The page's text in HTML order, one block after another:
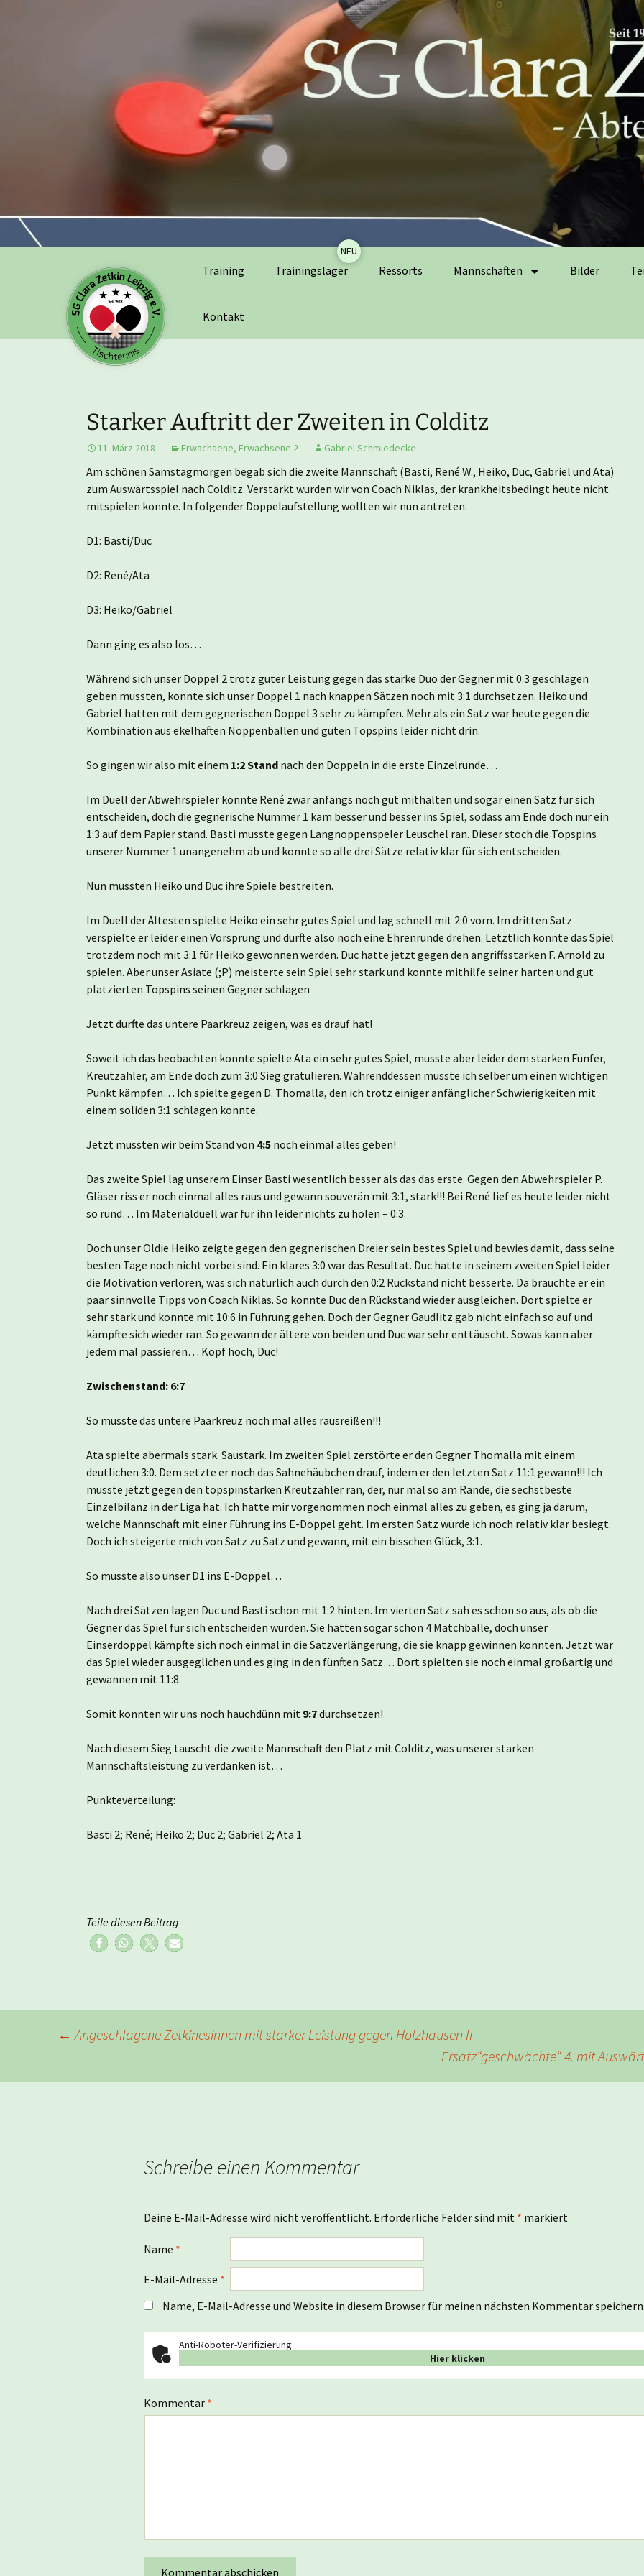
Inhalt
Training Trainingslager Ressorts Mannschaften Bilder
Kontakt
Starker Auftritt der Zweiten in Colditz
11. März 2018 Erwachsene, Erwachsene 2 Gabriel Schmiedecke
Am schönen Samstagmorgen begab sich die zweite Mannschaft (Basti, René W., Heiko, Duc, Gabriel und Ata)
zum Auswärtsspiel nach Colditz. Verstärkt wurden wir von Coach Niklas, der krankheitsbedingt heute nicht
mitspielen konnte. In folgender Doppelaufstellung wollten wir nun antreten:
D1: Basti/Duc
D2: René/Ata
D3: Heiko/Gabriel
Dann ging es also los…
Während sich unser Doppel 2 trotz guter Leistung gegen das starke Duo der Gegner mit 0:3 geschlagen
geben mussten, konnte sich unser Doppel 1 nach knappen Sätzen noch mit 3:1 durchsetzen. Heiko und
Gabriel hatten mit dem gegnerischen Doppel 3 sehr zu kämpfen. Mehr als ein Satz war heute gegen die
Kombination aus ekelhaften Noppenbällen und guten Topspins leider nicht drin.
So gingen wir also mit einem 1:2 Stand nach den Doppeln in die erste Einzelrunde…
Im Duell der Abwehrspieler konnte René zwar anfangs noch gut mithalten und sogar einen Satz für sich
entscheiden, doch die gegnerische Nummer 1 kam besser und besser ins Spiel, sodass am Ende doch nur ein
1:3 auf dem Papier stand. Basti musste gegen Langnoppenspeler Leuschel ran. Dieser stoch die Topspins
unserer Nummer 1 unangenehm ab und konnte so alle drei Sätze relativ klar für sich entscheiden.
Nun mussten Heiko und Duc ihre Spiele bestreiten.
Im Duell der Ältesten spielte Heiko ein sehr gutes Spiel und lag schnell mit 2:0 vorn. Im dritten Satz
verspielte er leider einen Vorsprung und durfte also noch eine Ehrenrunde drehen. Letztlich konnte das Spiel
trotzdem noch mit 3:1 für Heiko gewonnen werden. Duc hatte jetzt gegen den angriffsstarken F. Arnold zu
spielen. Aber unser Asiate (;P) meisterte sein Spiel sehr stark und konnte mithilfe seiner harten und gut
platzierten Topspins seinen Gegner schlagen
Jetzt durfte das untere Paarkreuz zeigen, was es drauf hat!
Soweit ich das beobachten konnte spielte Ata ein sehr gutes Spiel, musste aber leider dem starken Fünfer,
Kreutzahler, am Ende doch zum 3:0 Sieg gratulieren. Währenddessen musste ich selber um einen wichtigen
Punkt kämpfen… Ich spielte gegen D. Thomalla, den ich trotz einiger anfänglicher Schwierigkeiten mit
einem soliden 3:1 schlagen konnte.
Jetzt mussten wir beim Stand von 4:5 noch einmal alles geben!
Das zweite Spiel lag unserem Einser Basti wesentlich besser als das das erste. Gegen den Abwehrspieler P.
Gläser riss er noch einmal alles raus und gewann souverän mit 3:1, stark!!! Bei René lief es heute leider nicht
so rund… Im Materialduell war für ihn leider nichts zu holen – 0:3.
Doch unser Oldie Heiko zeigte gegen den gegnerischen Dreier sein bestes Spiel und bewies damit, dass seine
besten Tage noch nicht vorbei sind. Ein klares 3:0 war das Resultat. Duc hatte in seinem zweiten Spiel leider
die Motivation verloren, was sich natürlich auch durch den 0:2 Rückstand nicht besserte. Da brauchte er ein
paar sinnvolle Tipps von Coach Niklas. So konnte Duc den Rückstand wieder ausgleichen. Dort spielte er
sehr stark und konnte mit 10:6 in Führung gehen. Doch der Gegner Gaudlitz gab nicht einfach so auf und
kämpfte sich wieder ran. So gewann der ältere von beiden und Duc war sehr enttäuscht. Sowas kann aber
jedem mal passieren… Kopf hoch, Duc!
Zwischenstand: 6:7
So musste das untere Paarkreuz noch mal alles rausreißen!!!
Ata spielte abermals stark. Saustark. Im zweiten Spiel zerstörte er den Gegner Thomalla mit einem
deutlichen 3:0. Dem setzte er noch das Sahnehäubchen drauf, indem er den letzten Satz 11:1 gewann!!! Ich
musste jetzt gegen den topspinstarken Kreutzahler ran, der, nur mal so am Rande, die sechstbeste
Einzelbilanz in der Liga hat. Ich hatte mir vorgenommen noch einmal alles zu geben, es ging ja darum,
welche Mannschaft mit einer Führung ins E-Doppel geht. Im ersten Satz wurde ich noch relativ klar besiegt.
Doch ich steigerte mich von Satz zu Satz und gewann, mit ein bisschen Glück, 3:1.
So musste also unser D1 ins E-Doppel…
Nach drei Sätzen lagen Duc und Basti schon mit 1:2 hinten. Im vierten Satz sah es schon so aus, als ob die
Gegner das Spiel für sich entscheiden würden. Sie hatten sogar schon 4 Matchbälle, doch unser
Einserdoppel kämpfte sich noch einmal in die Satzverlängerung, die sie knapp gewinnen konnten. Jetzt war
das Spiel wieder ausgeglichen und es ging in den fünften Satz… Dort spielten sie noch einmal großartig und
gewannen mit 11:8.
Somit konnten wir uns noch hauchdünn mit 9:7durchsetzen!
Nach diesem Sieg tauscht die zweite Mannschaft den Platz mit Colditz, was unserer starken
Mannschaftsleistung zu verdanken ist…
Punkteverteilung:
Basti 2; René; Heiko 2; Duc 2; Gabriel 2; Ata 1
Teile diesen Beitrag
Beitragsnavigation
← Angeschlagene Zetkinesinnen mit starker Leistung gegen Holzhausen II
Ersatz“geschwächte“ 4. mit
Schreibe einen Kommentar
Deine E-Mail-Adresse wird nicht veröffentlicht. Erforderliche Felder sind mit * markiert
Name *
E-Mail-Adresse *
Name, E-Mail-Adresse und Website in diesem Browser für meinen nächsten Kommentar speichern.
Anti-Roboter-Verifizierung
Hier klicken
Kommentar *